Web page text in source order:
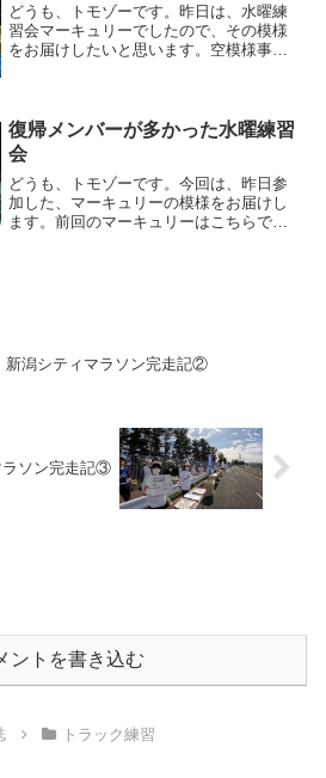
どうも、トモゾーです。昨日は、水曜練
習会マーキュリーでしたので、その模様
をお届けしたいと思います。空模様事前
なって予報が変わり、しっ...
復帰メンバーが多かった水曜練習
会
どうも、トモゾーです。今回は、昨日参
加した、マーキュリーの模様をお届けし
ます。前回のマーキュリーはこちらで
新潟シティマラソン完走記②
ラソン完走記③
ントを書き込む
トラック練習